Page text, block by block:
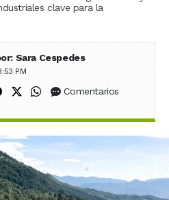
clave para la
Sara Cespedes
PM
Compartir en Facebook
Compartir en X (Twitter)
Compartir en WhatsApp
Comentarios